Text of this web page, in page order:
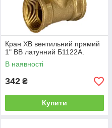
Кран ХВ вентильний прямий
1" ВВ латунний Б1122А.
В наявності
342 ₴
Купити